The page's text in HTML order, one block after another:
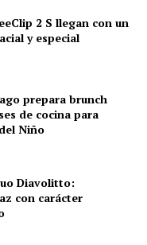
2 S llegan con un
y especial
prepara brunch
de cocina para
Niño
Diavolitto:
con carácter